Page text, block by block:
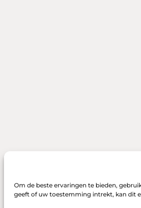
Om de beste ervaringen te bieden,
geeft of uw toestemming intrekt, kan dit